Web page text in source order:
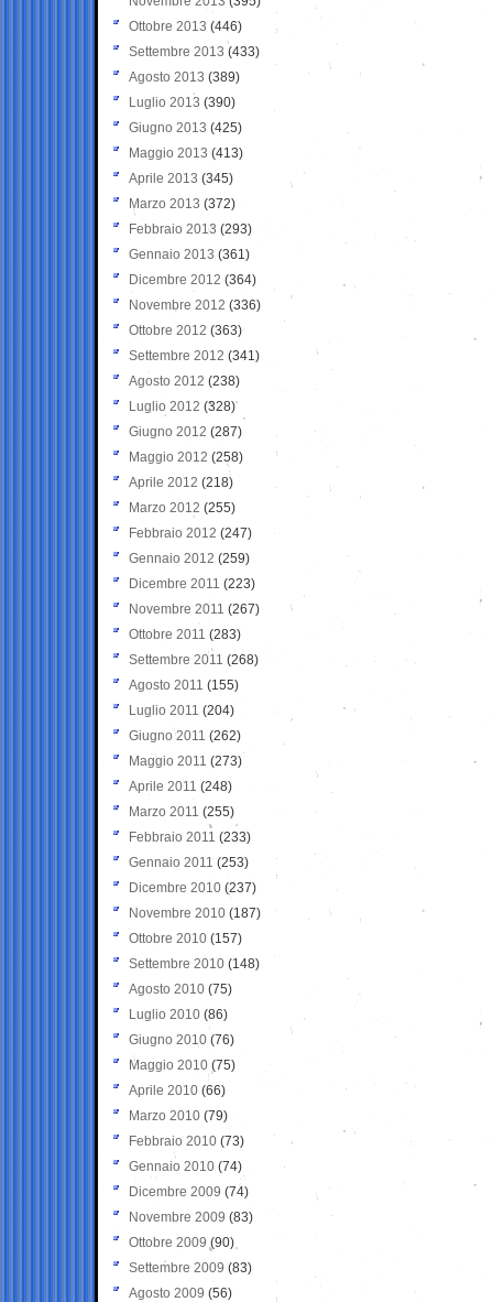
Ottobre 2013 (446)
Settembre 2013 (433)
Agosto 2013 (389)
Luglio 2013 (390)
Giugno 2013 (425)
Maggio 2013 (413)
Aprile 2013 (345)
Marzo 2013 (372)
Febbraio 2013 (293)
Gennaio 2013 (361)
Dicembre 2012 (364)
Novembre 2012 (336)
Ottobre 2012 (363)
Settembre 2012 (341)
Agosto 2012 (238)
Luglio 2012 (328)
Giugno 2012 (287)
Maggio 2012 (258)
Aprile 2012 (218)
Marzo 2012 (255)
Febbraio 2012 (247)
Gennaio 2012 (259)
Dicembre 2011 (223)
Novembre 2011 (267)
Ottobre 2011 (283)
Settembre 2011 (268)
Agosto 2011 (155)
Luglio 2011 (204)
Giugno 2011 (262)
Maggio 2011 (273)
Aprile 2011 (248)
Marzo 2011 (255)
Febbraio 2011 (233)
Gennaio 2011 (253)
Dicembre 2010 (237)
Novembre 2010 (187)
Ottobre 2010 (157)
Settembre 2010 (148)
Agosto 2010 (75)
Luglio 2010 (86)
Giugno 2010 (76)
Maggio 2010 (75)
Aprile 2010 (66)
Marzo 2010 (79)
Febbraio 2010 (73)
Gennaio 2010 (74)
Dicembre 2009 (74)
Novembre 2009 (83)
Ottobre 2009 (90)
Settembre 2009 (83)
Agosto 2009 (56)